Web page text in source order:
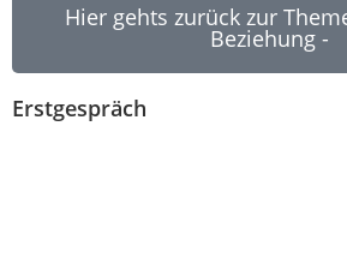
Hier gehts zurück zur
Beziehung -
Erstgespräch